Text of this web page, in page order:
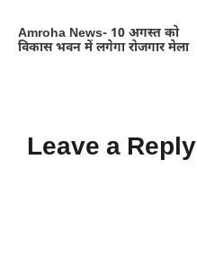
Amroha News- 10 अगस्त को
विकास भवन में लगेगा रोजगार मेला
Leave a Reply